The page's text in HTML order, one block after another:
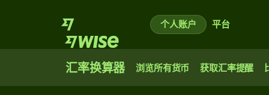
个人账户 平台
汇率换算器 浏览所有货币 获取汇率提醒